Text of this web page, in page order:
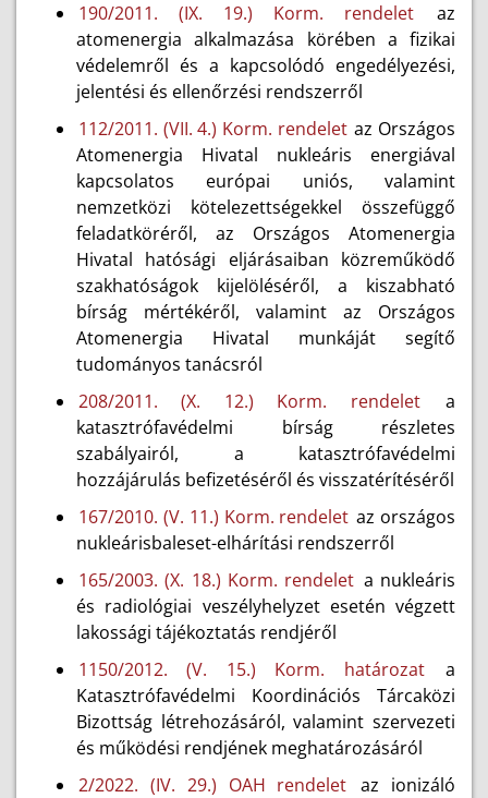
190/2011. (IX. 19.) Korm. rendelet az
atomenergia alkalmazása körében a fizikai
védelemről és a kapcsolódó engedélyezési,
jelentési és ellenőrzési rendszerről
112/2011. (VII. 4.) Korm. rendelet az Országos
Atomenergia Hivatal nukleáris energiával
kapcsolatos európai uniós, valamint
nemzetközi kötelezettségekkel összefüggő
feladatköréről, az Országos Atomenergia
Hivatal hatósági eljárásaiban közreműködő
szakhatóságok kijelöléséről, a kiszabható
bírság mértékéről, valamint az Országos
Atomenergia Hivatal munkáját segítő
tudományos tanácsról
208/2011. (X. 12.) Korm. rendelet a
katasztrófavédelmi bírság részletes
szabályairól, a katasztrófavédelmi
hozzájárulás befizetéséről és visszatérítéséről
167/2010. (V. 11.) Korm. rendelet az országos
nukleárisbaleset-elhárítási rendszerről
165/2003. (X. 18.) Korm. rendelet a nukleáris
és radiológiai veszélyhelyzet esetén végzett
lakossági tájékoztatás rendjéről
1150/2012. (V. 15.) Korm. határozat a
Katasztrófavédelmi Koordinációs Tárcaközi
Bizottság létrehozásáról, valamint szervezeti
és működési rendjének meghatározásáról
2/2022. (IV. 29.) OAH rendelet az ionizáló